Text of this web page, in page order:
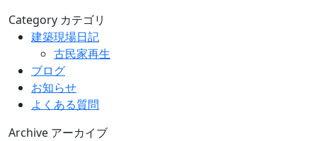
Category カテゴリ
建築現場日記
古民家再生
ブログ
お知らせ
よくある質問
Archive アーカイブ